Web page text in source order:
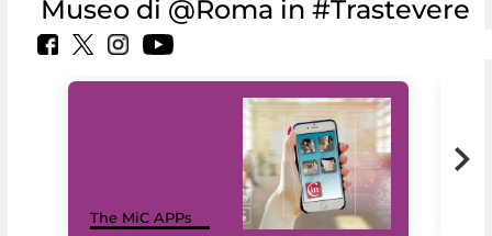
Museo di @Roma in #Trastevere
The MiC APPs